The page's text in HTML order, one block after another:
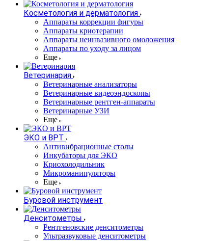
Косметология и дерматология
Аппараты коррекции фигуры
Аппараты криотерапии
Аппараты неинвазивного омоложения
Аппараты по уходу за лицом
Еще
Ветеринария
Ветеринарные анализаторы
Ветеринарные видеоэндоскопы
Ветеринарные рентген-аппараты
Ветеринарные УЗИ
Еще
ЭКО и ВРТ
Антивибрационные столы
Инкубаторы для ЭКО
Криохолодильник
Микроманипуляторы
Еще
Буровой инструмент
Денситометры
Рентгеновские денситометры
Ультразвуковые денситометры